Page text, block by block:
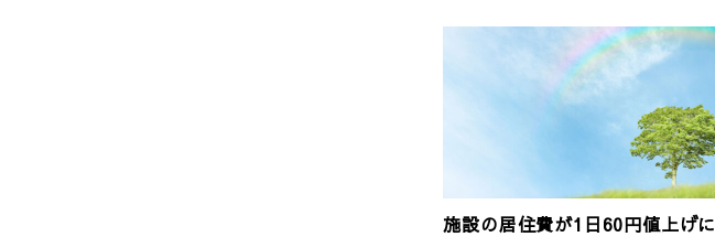
施設の居住費が1日60円値上げに